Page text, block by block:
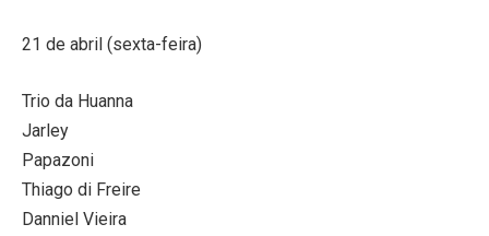
21 de abril (sexta-feira)
Trio da Huanna
Jarley
Papazoni
Thiago di Freire
Danniel Vieira